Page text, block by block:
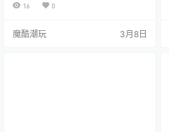
16 0
魔酷潮玩 3月8日